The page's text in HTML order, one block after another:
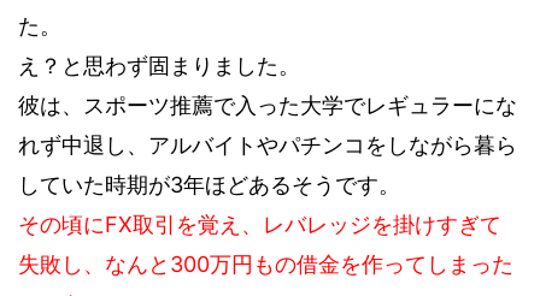
た。
え？と思わず固まりました。
彼は、スポーツ推薦で入った大学でレギュラーにな
れず中退し、アルバイトやパチンコをしながら暮ら
していた時期が3年ほどあるそうです。
その頃にFX取引を覚え、レバレッジを掛けすぎて
失敗し、なんと300万円もの借金を作ってしまった